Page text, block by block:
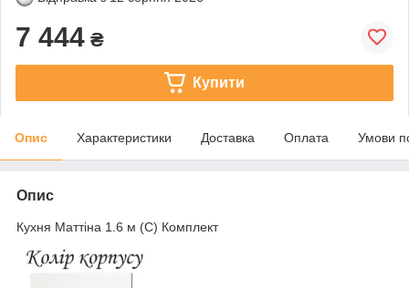
7 444 ₴
Купити
Опис Характеристики Доставка Оплата Умови
Опис
Кухня Маттіна 1.6 м (С) Комплект